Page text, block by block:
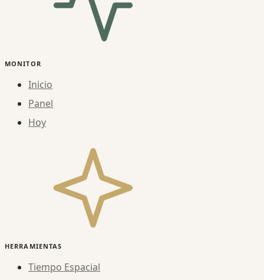
MONITOR
Inicio
Panel
Hoy
HERRAMIENTAS
Tiempo Espacial